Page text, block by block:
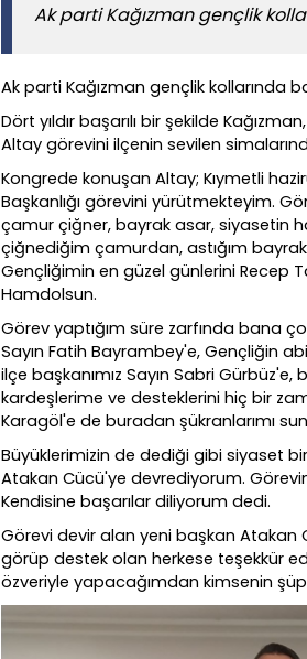
Ak parti Kağızman gençlik
Ak parti Kağızman gençlik kollarında
Dört yıldır başarılı bir şekilde
Altay görevini ilçenin sevilen
Kongrede konuşan Altay; Kıymetli
Başkanlığı görevini yürütmekteyim.
çamur çiğner, bayrak asar, siyasetin
çiğnediğim çamurdan, astığım
Gençliğimin en güzel günlerini Recep
Hamdolsun.
Görev yaptığım süre zarfında bana
Sayın Fatih Bayrambey'e, Gençliğin
ilçe başkanımız Sayın Sabri
kardeşlerime ve desteklerini hiç bir
Karagöl'e de buradan şükranlarımı
Büyüklerimizin de dediği gibi siyaset
Atakan Cücü'ye devrediyorum.
Kendisine başarılar diliyorum dedi.
Görevi devir alan yeni başkan Atakan
görüp destek olan herkese teşekkür
özveriyle yapacağımdan kimsenin